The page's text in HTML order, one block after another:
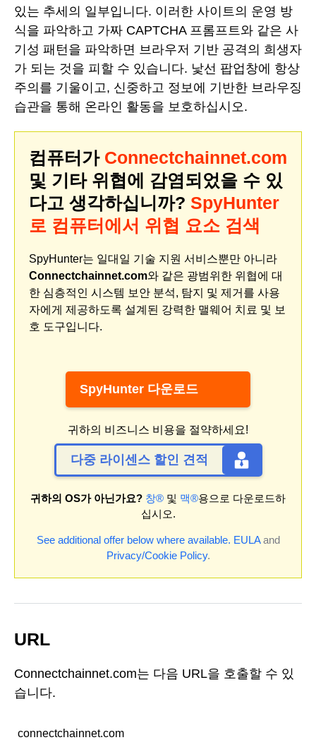
있는 추세의 일부입니다. 이러한 사이트의 운영 방
식을 파악하고 가짜 CAPTCHA 프롬프트와 같은 사
기성 패턴을 파악하면 브라우저 기반 공격의 희생자
가 되는 것을 피할 수 있습니다. 낯선 팝업창에 항상
주의를 기울이고, 신중하고 정보에 기반한 브라우징
습관을 통해 온라인 활동을 보호하십시오.
컴퓨터가 Connectchainnet.com
및 기타 위협에 감염되었을 수 있
다고 생각하십니까? SpyHunter
로 컴퓨터에서 위협 요소 검색
SpyHunter는 일대일 기술 지원 서비스뿐만 아니라
Connectchainnet.com와 같은 광범위한 위협에 대
한 심층적인 시스템 보안 분석, 탐지 및 제거를 사용
자에게 제공하도록 설계된 강력한 맬웨어 치료 및 보
호 도구입니다.
SpyHunter 다운로드
귀하의 비즈니스 비용을 절약하세요!
다중 라이센스 할인 견적
귀하의 OS가 아닌가요? 창® 및 맥®용으로 다운로드하
십시오.
See additional offer below where available. EULAand
Privacy/Cookie Policy.
URL
Connectchainnet.com는 다음 URL을 호출할 수 있
습니다.
connectchainnet.com